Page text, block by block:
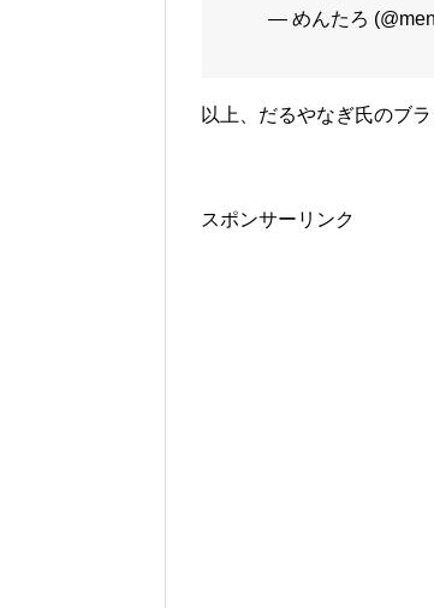
— めんたろ
以上、だるやなぎ氏のブラ
スポンサーリンク